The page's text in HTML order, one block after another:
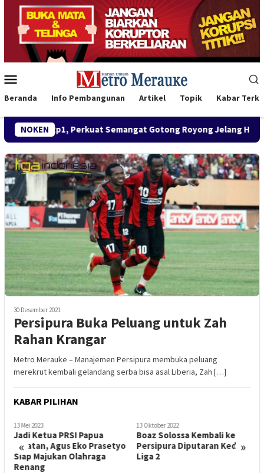
Loncat
konten
Mobile
Beranda Info Pembangunan Artikel Topik Kabar
NOKENSemangat Gotong Royong Jelang HUT ke-81 RI
30 Desember 2021
Persipura Buka Peluang untuk Zah
Rahan Krangar
Metro Merauke – Manajemen Persipura membuka peluang
merekrut kembali gelandang serba bisa asal Liberia, Zah […]
KABAR PILIHAN
« »
13 Mei 2023
Jadi Ketua PRSI Papua
Selatan, Agus Eko Prasetyo
Siap Majukan Olahraga
Renang
13 Oktober 2022
Boaz Solossa Kembali ke
Persipura Diputaran Kedua
Liga 2